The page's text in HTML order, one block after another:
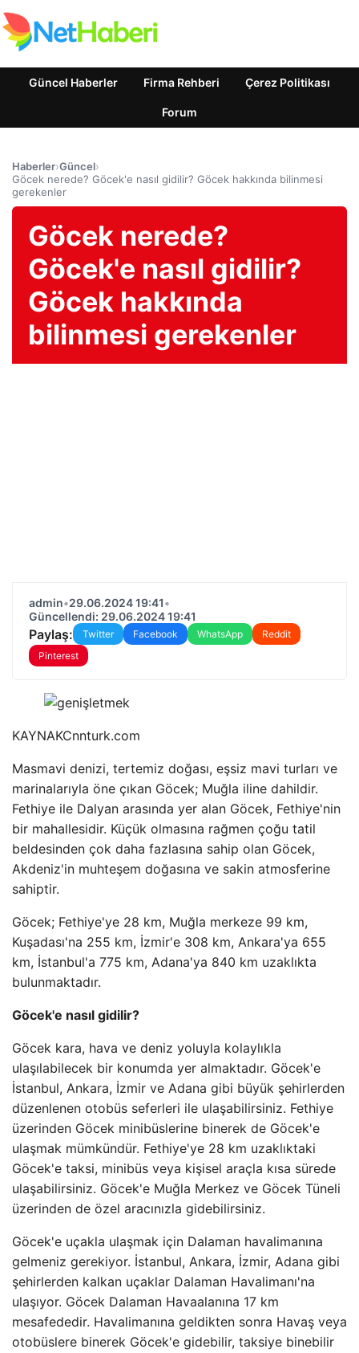
Güncel Haberler Firma Rehberi Çerez Politikası
Forum
Haberler›Güncel›
Göcek nerede? Göcek'e nasıl gidilir? Göcek hakkında bilinmesi
gerekenler
Göcek nerede?
Göcek'e nasıl gidilir?
Göcek hakkında
bilinmesi gerekenler
admin•29.06.2024 19:41•
Güncellendi: 29.06.2024 19:41
Paylaş: Twitter Facebook WhatsApp
Reddit
Pinterest
KAYNAKCnnturk.com
Masmavi denizi, tertemiz doğası, eşsiz mavi turları ve
marinalarıyla öne çıkan Göcek; Muğla iline dahildir.
Fethiye ile Dalyan arasında yer alan Göcek, Fethiye'nin
bir mahallesidir. Küçük olmasına rağmen çoğu tatil
beldesinden çok daha fazlasına sahip olan Göcek,
Akdeniz'in muhteşem doğasına ve sakin atmosferine
sahiptir.
Göcek; Fethiye'ye 28 km, Muğla merkeze 99 km,
Kuşadası'na 255 km, İzmir'e 308 km, Ankara'ya 655
km, İstanbul'a 775 km, Adana'ya 840 km uzaklıkta
bulunmaktadır.
Göcek'e nasıl gidilir?
Göcek kara, hava ve deniz yoluyla kolaylıkla
ulaşılabilecek bir konumda yer almaktadır. Göcek'e
İstanbul, Ankara, İzmir ve Adana gibi büyük şehirlerden
düzenlenen otobüs seferleri ile ulaşabilirsiniz. Fethiye
üzerinden Göcek minibüslerine binerek de Göcek'e
ulaşmak mümkündür. Fethiye'ye 28 km uzaklıktaki
Göcek'e taksi, minibüs veya kişisel araçla kısa sürede
ulaşabilirsiniz. Göcek'e Muğla Merkez ve Göcek Tüneli
üzerinden de özel aracınızla gidebilirsiniz.
Göcek'e uçakla ulaşmak için Dalaman havalimanına
gelmeniz gerekiyor. İstanbul, Ankara, İzmir, Adana gibi
şehirlerden kalkan uçaklar Dalaman Havalimanı'na
ulaşıyor. Göcek Dalaman Havaalanına 17 km
mesafededir. Havalimanına geldikten sonra Havaş veya
otobüslere binerek Göcek'e gidebilir, taksiye binebilir